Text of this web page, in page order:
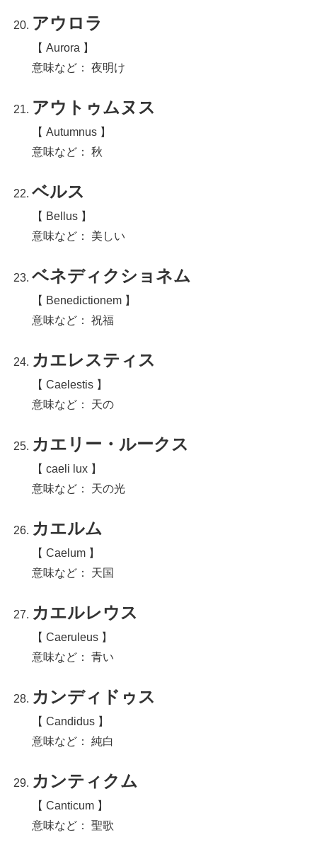
アウロラ
【 Aurora 】
意味など： 夜明け
アウトゥムヌス
【 Autumnus 】
意味など： 秋
ベルス
【 Bellus 】
意味など： 美しい
ベネディクショネム
【 Benedictionem 】
意味など： 祝福
カエレスティス
【 Caelestis 】
意味など： 天の
カエリー・ルークス
【 caeli lux 】
意味など： 天の光
カエルム
【 Caelum 】
意味など： 天国
カエルレウス
【 Caeruleus 】
意味など： 青い
カンディドゥス
【 Candidus 】
意味など： 純白
カンティクム
【 Canticum 】
意味など： 聖歌